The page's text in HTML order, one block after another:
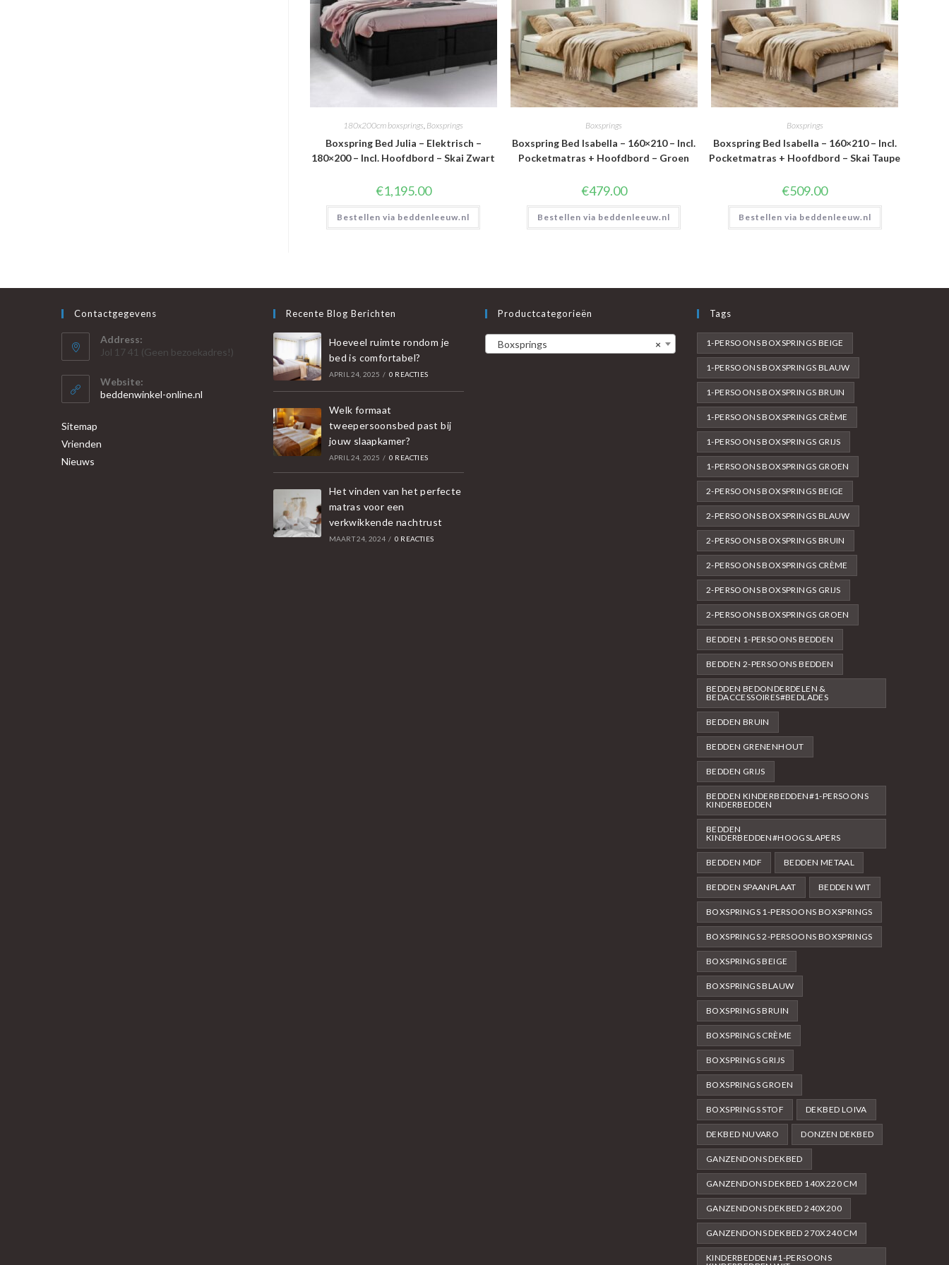
180x200cm boxsprings, Boxsprings
Boxspring Bed Julia – Elektrisch –
180×200 – Incl. Hoofdbord – Skai Zwart
€1,195.00
Bestellen via beddenleeuw.nl
Boxsprings
Boxspring Bed Isabella – 160×210 – Incl.
Pocketmatras + Hoofdbord – Groen
€479.00
Bestellen via beddenleeuw.nl
Boxsprings
Boxspring Bed Isabella – 160×210 – Incl.
Pocketmatras + Hoofdbord – Skai Taupe
€509.00
Bestellen via beddenleeuw.nl
Contactgegevens
Address:
Jol 17 41 (Geen bezoekadres!)
Website:
beddenwinkel-online.nl
Sitemap
Vrienden
Nieuws
Recente Blog Berichten
Hoeveel ruimte rondom je
bed is comfortabel?
APRIL 24, 2025 / 0 REACTIES
Welk formaat
tweepersoonsbed past bij
jouw slaapkamer?
APRIL 24, 2025 / 0 REACTIES
Het vinden van het perfecte
matras voor een
verkwikkende nachtrust
MAART 24, 2024 / 0 REACTIES
Productcategorieën
×
Boxsprings
Tags
1-PERSOONS BOXSPRINGS BEIGE
1-PERSOONS BOXSPRINGS BLAUW
1-PERSOONS BOXSPRINGS BRUIN
1-PERSOONS BOXSPRINGS CRÈME
1-PERSOONS BOXSPRINGS GRIJS
1-PERSOONS BOXSPRINGS GROEN
2-PERSOONS BOXSPRINGS BEIGE
2-PERSOONS BOXSPRINGS BLAUW
2-PERSOONS BOXSPRINGS BRUIN
2-PERSOONS BOXSPRINGS CRÈME
2-PERSOONS BOXSPRINGS GRIJS
2-PERSOONS BOXSPRINGS GROEN
BEDDEN 1-PERSOONS BEDDEN
BEDDEN 2-PERSOONS BEDDEN
BEDDEN BEDONDERDELEN &
BEDACCESSOIRES#BEDLADES
BEDDEN BRUIN
BEDDEN GRENENHOUT
BEDDEN GRIJS
BEDDEN KINDERBEDDEN#1-PERSOONS
KINDERBEDDEN
BEDDEN
KINDERBEDDEN#HOOGSLAPERS
BEDDEN MDF BEDDEN METAAL
BEDDEN SPAANPLAAT BEDDEN WIT
BOXSPRINGS 1-PERSOONS BOXSPRINGS
BOXSPRINGS 2-PERSOONS BOXSPRINGS
BOXSPRINGS BEIGE
BOXSPRINGS BLAUW
BOXSPRINGS BRUIN
BOXSPRINGS CRÈME
BOXSPRINGS GRIJS
BOXSPRINGS GROEN
BOXSPRINGS STOF DEKBED LOIVA
DEKBED NUVARO DONZEN DEKBED
GANZENDONS DEKBED
GANZENDONS DEKBED 140X220 CM
GANZENDONS DEKBED 240X200
GANZENDONS DEKBED 270X240 CM
KINDERBEDDEN#1-PERSOONS